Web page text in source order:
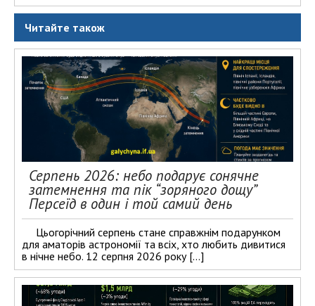
Читайте також
Серпень 2026: небо подарує сонячне
затемнення та пік “зоряного дощу”
Персеїд в один і той самий день
Цьогорічний серпень стане справжнім подарунком
для аматорів астрономії та всіх, хто любить дивитися
в нічне небо. 12 серпня 2026 року […]